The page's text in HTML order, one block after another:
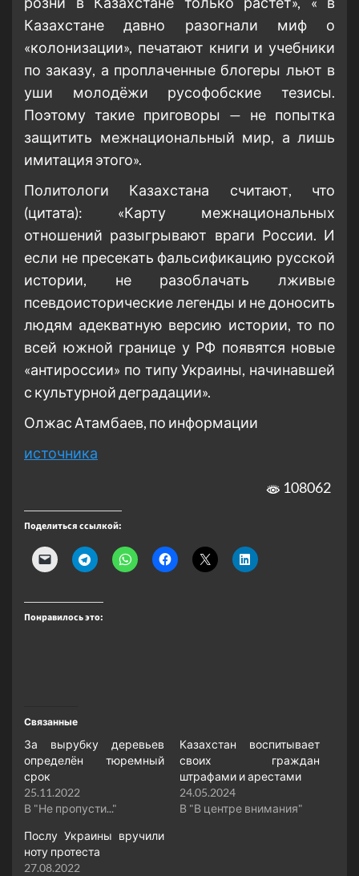
Казахстане давно разогнали миф о
«колонизации», печатают книги и учебники
по заказу, а проплаченные блогеры льют в
уши молодёжи русофобские тезисы.
Поэтому такие приговоры — не попытка
защитить межнациональный мир, а лишь
имитация этого».
Политологи Казахстана считают, что
(цитата): «Карту межнациональных
отношений разыгрывают враги России. И
если не пресекать фальсификацию русской
истории, не разоблачать лживые
псевдоисторические легенды и не доносить
людям адекватную версию истории, то по
всей южной границе у РФ появятся новые
«антироссии» по типу Украины, начинавшей
с культурной деградации».
Олжас Атамбаев, по информации
источника
108062
Поделиться ссылкой:
Понравилось это:
Связанные
За вырубку деревьев
определён тюремный
срок
25.11.2022
В "Не пропусти..."
Казахстан воспитывает
своих граждан
штрафами и арестами
24.05.2024
В "В центре внимания"
Послу Украины вручили
ноту протеста
27.08.2022